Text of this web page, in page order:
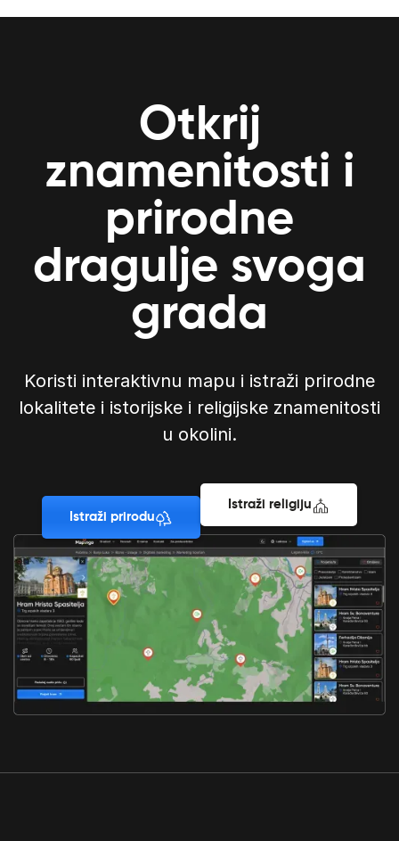
Otkrij
znamenitosti i
prirodne
dragulje svoga
grada
Koristi interaktivnu mapu i istraži prirodne
lokalitete i istorijske i religijske znamenitosti
u okolini.
Istraži prirodu
Istraži religiju